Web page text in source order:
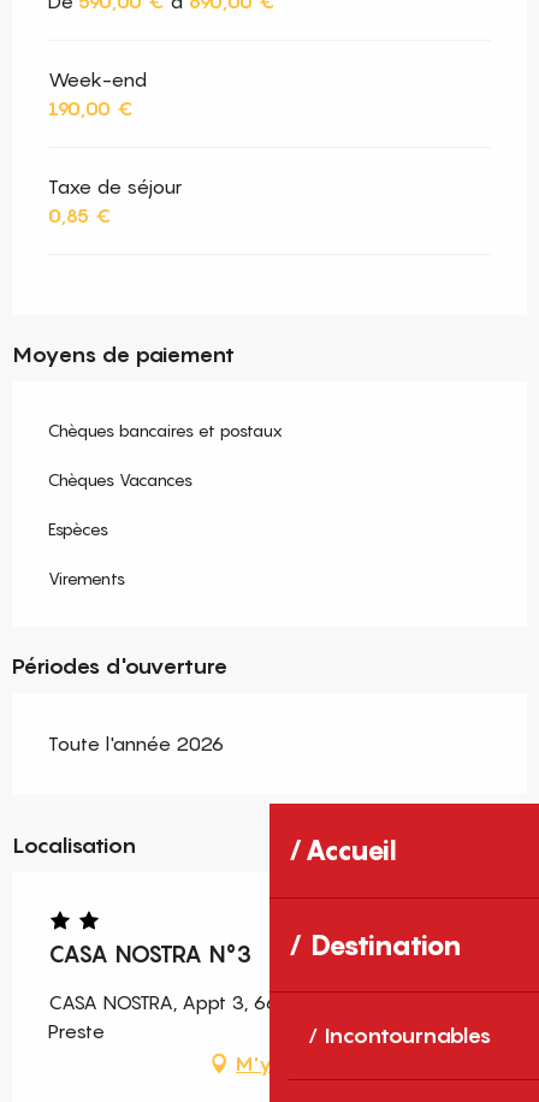
Accueil
Destination
Incontournables
Week-end
190,00 €
Taxe de séjour
0,85 €
Moyens de paiement
Chèques bancaires et postaux
Chèques Vacances
Espèces
Virements
Périodes d'ouverture
Toute l'année 2026
Localisation
CASA NOSTRA N°3
CASA NOSTRA, Appt 3, 66230 Prats-de-Mollo-la-
Preste
M'y rendre